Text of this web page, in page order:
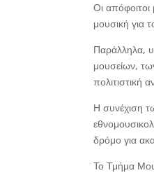
Οι
μουσική για
Παράλληλα,
μουσείων,
πολιτιστική
Η συνέχιση
δρόμο για
Το Τμήμα